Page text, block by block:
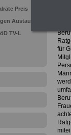
Preis
Austausch
TV-L
für